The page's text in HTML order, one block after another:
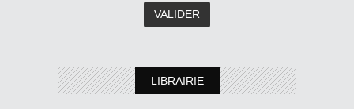
LIBRAIRIE